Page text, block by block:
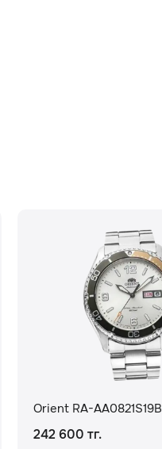
Orient RA-AA0821S19B
242 600 тг.